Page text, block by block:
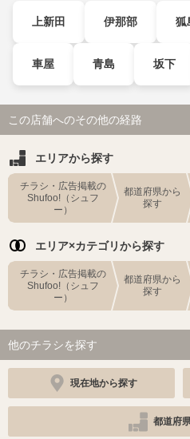
上新田 伊那部 狐
車屋 青島 坂下
この店舗へのその他の経路
エリアから探す
チラシ・広告掲載の
Shufoo!（シュフ
ー）
都道府県から
探す
エリア×カテゴリから探す
チラシ・広告掲載の
Shufoo!（シュフ
ー）
都道府県から
探す
他のチラシを探す
現在地から探す
都道府